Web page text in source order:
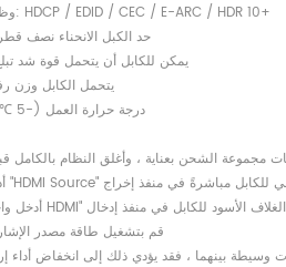
4. وظيفة الدعم: HDCP / EDID / CEC / E-ARC / HDR 10+
5. حد الكبل الانحناء نصف قطرها
6. يمكن للكابل أن يتحمل قوة شد تبلغ 25
7. يتحمل الكابل وزن رفع 15
8. درجة حرارة العمل (-5 ℃ -70 ℃)
مجموعة الشحن بعناية ، وأغلق النظام بالكامل
● قم بتشغيل طاقة مصدر